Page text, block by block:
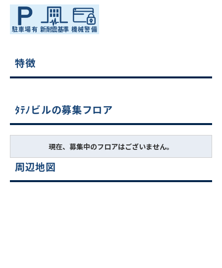
特徴
ﾀﾃﾉビルの募集フロア
現在、募集中のフロアはございません。
周辺地図